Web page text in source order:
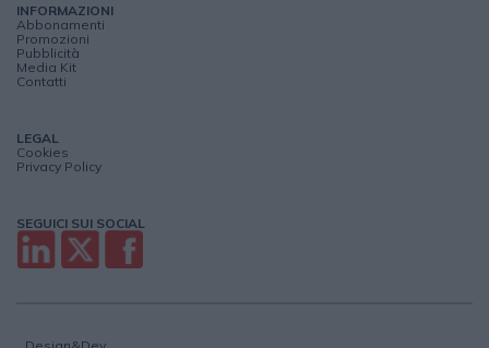
INFORMAZIONI
Abbonamenti
Promozioni
Pubblicità
Media Kit
Contatti
LEGAL
Cookies
Privacy Policy
SEGUICI SUI SOCIAL
Design&Dev